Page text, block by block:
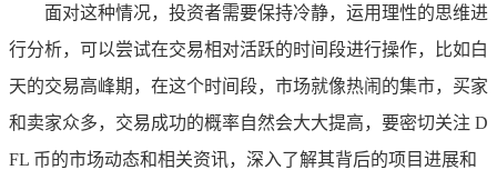
面对这种情况，投资者需要保持冷静，运用理性的思维进
行分析，可以尝试在交易相对活跃的时间段进行操作，比如白
天的交易高峰期，在这个时间段，市场就像热闹的集市，买家
和卖家众多，交易成功的概率自然会大大提高，要密切关注 D
FL 币的市场动态和相关资讯，深入了解其背后的项目进展和